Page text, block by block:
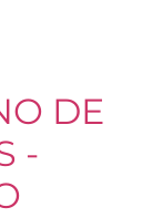
DE
-